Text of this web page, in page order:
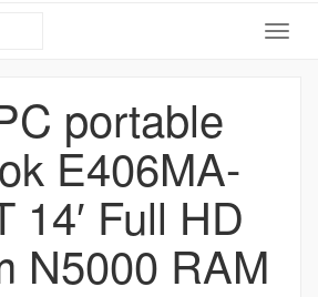
portable
E406MA-
14′ Full HD
N5000 RAM